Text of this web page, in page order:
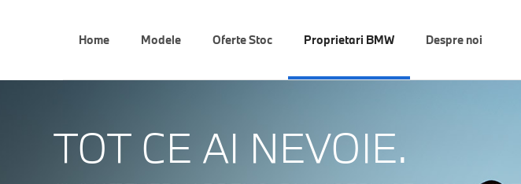
Home Modele Oferte Stoc Proprietari BMW Despre noi
TOT CE AI NEVOIE.